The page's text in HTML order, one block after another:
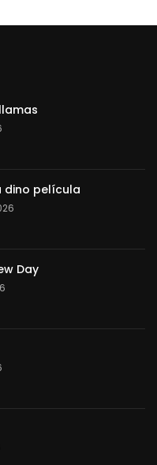
dino película
Day